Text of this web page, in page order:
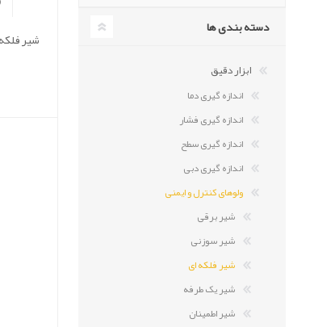
دسته بندی ها
ابزار دقیق
اندازه گیری دما
اندازه گیری فشار
اندازه گیری سطح
اندازه گیری دبی
ولوهای کنترل و ایمنی
شیر برقی
شیر سوزنی
شیر فلکه ای
شیر یک طرفه
شیر اطمینان